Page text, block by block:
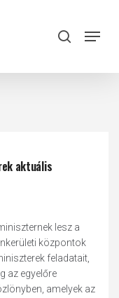
search
Menu
aktuális
lesz a
központok
feladatait,
az egyelőre
amelyek az
Close